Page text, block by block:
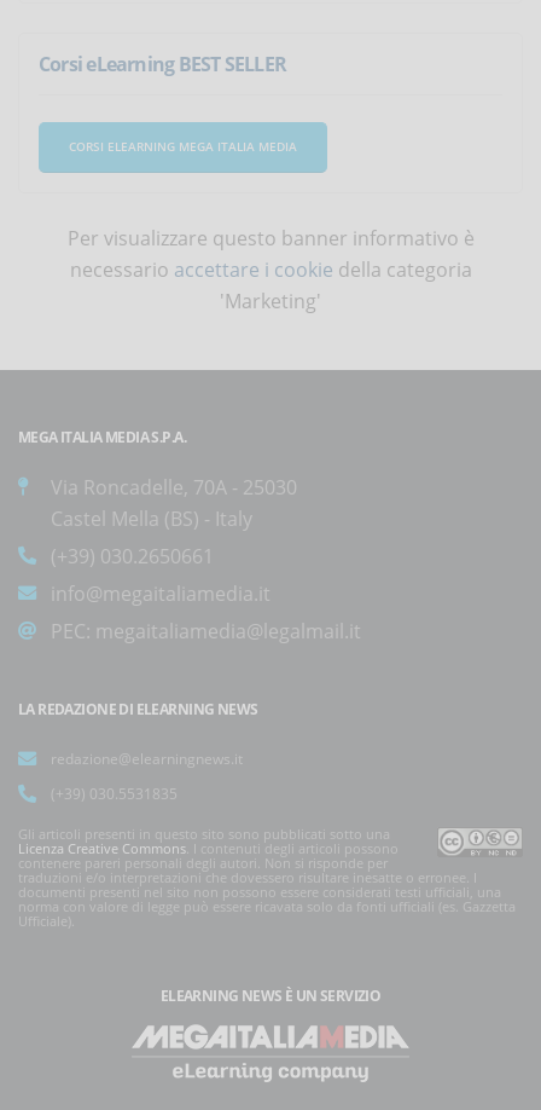
Corsi eLearning BEST SELLER
CORSI ELEARNING MEGA ITALIA MEDIA
Per visualizzare questo banner informativo è
necessario accettare i cookie della categoria
'Marketing'
MEGA ITALIA MEDIA S.P.A.
Via Roncadelle, 70A - 25030
Castel Mella (BS) - Italy
(+39) 030.2650661
info@megaitaliamedia.it
PEC: megaitaliamedia@legalmail.it
LA REDAZIONE DI ELEARNING NEWS
redazione@elearningnews.it
(+39) 030.5531835
Gli articoli presenti in questo sito sono pubblicati sotto una
Licenza Creative Commons. I contenuti degli articoli possono
contenere pareri personali degli autori. Non si risponde per
traduzioni e/o interpretazioni che dovessero risultare inesatte o erronee. I
documenti presenti nel sito non possono essere considerati testi ufficiali, una
norma con valore di legge può essere ricavata solo da fonti ufficiali (es. Gazzetta
Ufficiale).
ELEARNING NEWS È UN SERVIZIO